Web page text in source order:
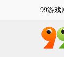
99游戏